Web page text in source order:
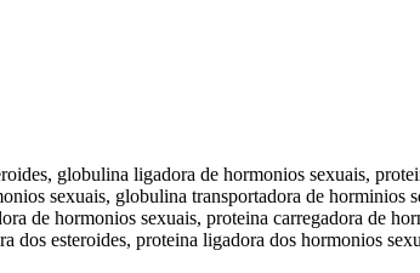
globulina ligadora de hormonios sexuais,
sexuais, globulina transportadora de horminios
de hormonios sexuais, proteina carregadora de
esteroides, proteina ligadora dos hormonios